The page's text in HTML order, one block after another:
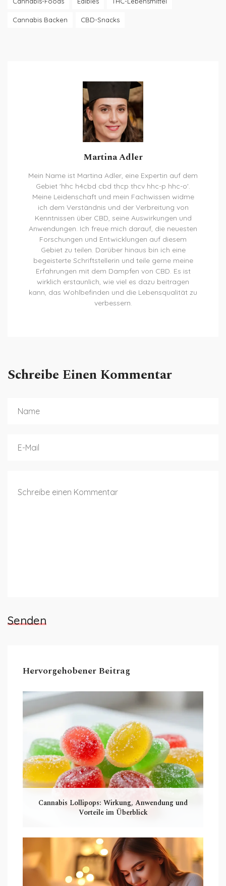
Cannabis Backen CBD-Snacks
Martina Adler
Mein Name ist Martina Adler, eine Expertin auf dem
Gebiet 'hhc h4cbd cbd thcp thcv hhc-p hhc-o'.
Meine Leidenschaft und mein Fachwissen widme
ich dem Verständnis und der Verbreitung von
Kenntnissen über CBD, seine Auswirkungen und
Anwendungen. Ich freue mich darauf, die neuesten
Forschungen und Entwicklungen auf diesem
Gebiet zu teilen. Darüber hinaus bin ich eine
begeisterte Schriftstellerin und teile gerne meine
Erfahrungen mit dem Dampfen von CBD. Es ist
wirklich erstaunlich, wie viel es dazu beitragen
kann, das Wohlbefinden und die Lebensqualität zu
verbessern.
Schreibe Einen Kommentar
Senden
Hervorgehobener Beitrag
Cannabis Lollipops: Wirkung, Anwendung und
Vorteile im Überblick